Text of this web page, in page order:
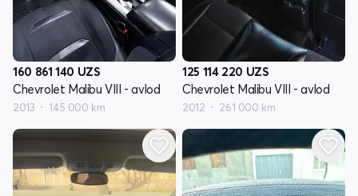
160 861 140 UZS
Chevrolet Malibu VIII - avlod
2013 145 000 km
125 114 220 UZS
Chevrolet Malibu VIII - avlod
2012 261 000 km